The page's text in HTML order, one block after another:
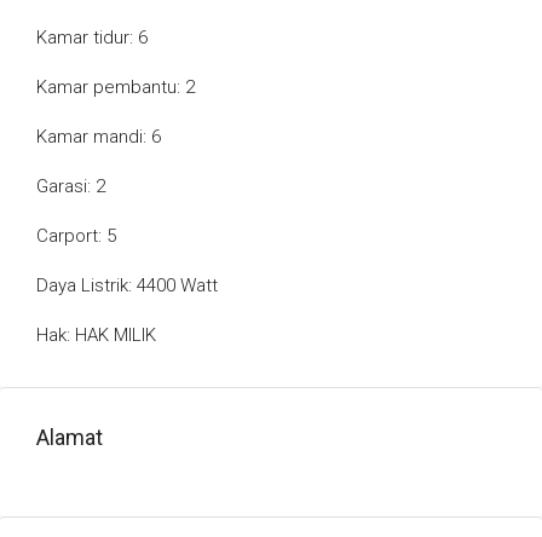
Kamar tidur: 6
Kamar pembantu: 2
Kamar mandi: 6
Garasi: 2
Carport: 5
Daya Listrik: 4400 Watt
Hak: HAK MILIK
Alamat